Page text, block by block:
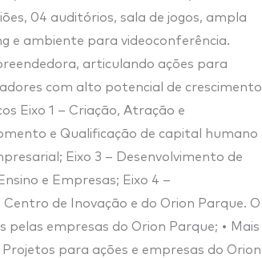
04 auditórios, sala de jogos, ampla
e ambiente para videoconferência.
articulando ações para
com alto potencial de crescimento
Eixo 1 – Criação, Atração e
e Qualificação de capital humano
Eixo 3 – Desenvolvimento de
e Empresas; Eixo 4 –
de Inovação e do Orion Parque. O
pelas empresas do Orion Parque; • Mais
para ações e empresas do Orion